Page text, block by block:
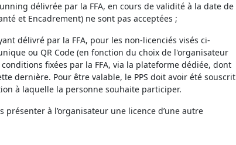
délivrée par la FFA, en cours de validité à la date de
et Encadrement) ne sont pas acceptées ;
délivré par la FFA, pour les non-licenciés visés ci-
ou QR Code (en fonction du choix de l'organisateur
fixées par la FFA, via la plateforme dédiée, dont
dernière. Pour être valable, le PPS doit avoir été souscrit
à laquelle la personne souhaite participer.
à l’organisateur une licence d’une autre